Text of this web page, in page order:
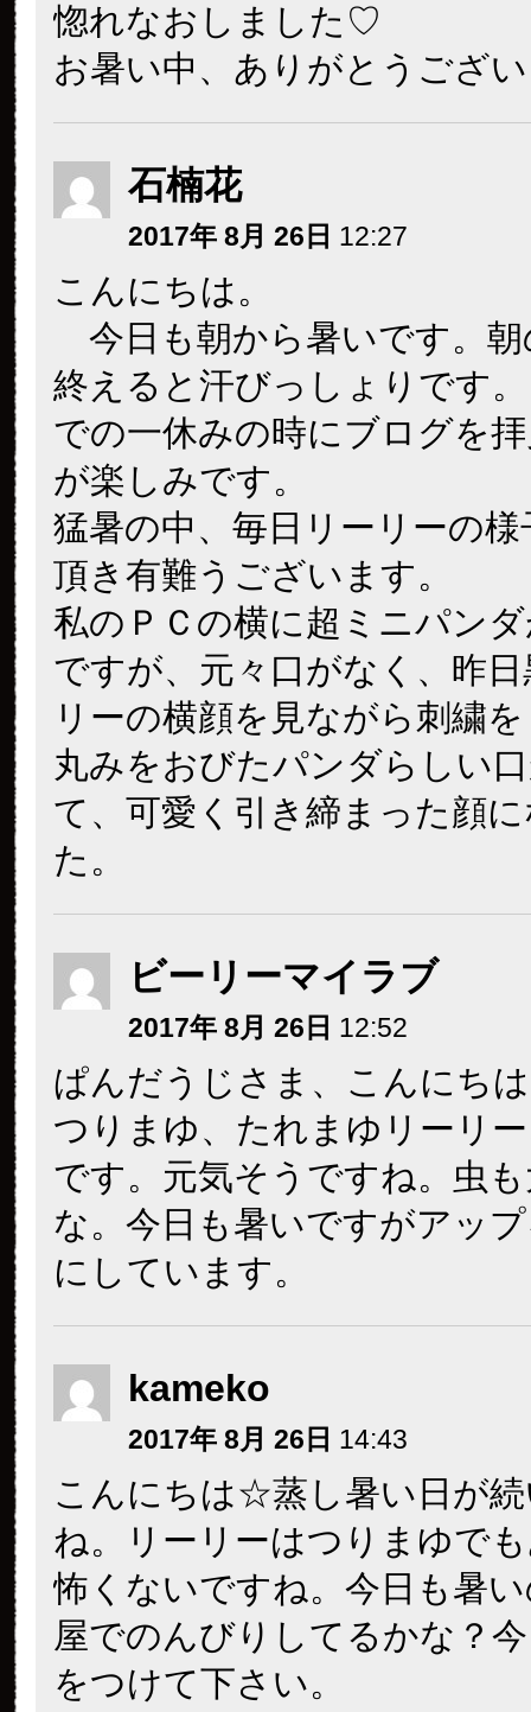
惚れなおしました♡
お暑い中、ありがとうござ
石楠花
2017年 8月 26日 12:27
こんにちは。
今日も朝から暑いです。朝
終えると汗びっしょりです
での一休みの時にブログを
が楽しみです。
猛暑の中、毎日リーリーの
頂き有難うございます。
私のＰＣの横に超ミニパン
ですが、元々口がなく、昨
リーの横顔を見ながら刺繍
丸みをおびたパンダらしい
て、可愛く引き締まった顔
た。
ビーリーマイラブ
2017年 8月 26日 12:52
ぱんだうじさま、こんにち
つりまゆ、たれまゆリーリ
です。元気そうですね。虫
な。今日も暑いですがアッ
にしています。
kameko
2017年 8月 26日 14:43
こんにちは☆蒸し暑い日が
ね。リーリーはつりまゆで
怖くないですね。今日も暑
屋でのんびりしてるかな？
をつけて下さい。